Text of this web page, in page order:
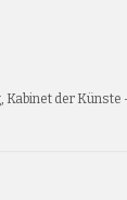
Kabinet der Künste